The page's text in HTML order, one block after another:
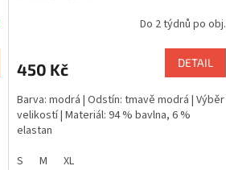
Do 2 týdnů po obj.
450 Kč DETAIL
Barva: modrá | Odstín: tmavě modrá | Výběr
velikostí | Materiál: 94 % bavlna, 6 %
elastan
S
M XL